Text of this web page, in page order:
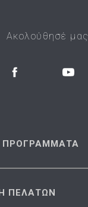
Ακολούθησέ μας
ΠΡΟΓΡΑΜΜΑΤΑ
ΠΕΛΑΤΩΝ